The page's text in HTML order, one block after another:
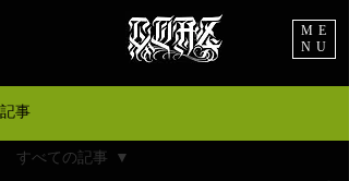
ME
NU
記事
すべての記事